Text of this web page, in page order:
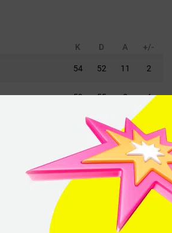
K D A +/-
54 52 11 2
59 55 8 4
64 13
63 54 13
60 14 1